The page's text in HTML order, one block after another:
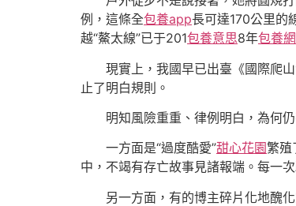
例，這條全包養app長可達170公里的
越“鰲太線”已于201包養意思8年包養網
現實上，我國早已出臺《國際爬
止了明白規則。
明知風險重重、律例明白，為何
一方面是“過度酷愛”甜心花園繁殖
中，不竭有存亡故事見諸報端。每一次
另一方面，有的博主碎片化地醜